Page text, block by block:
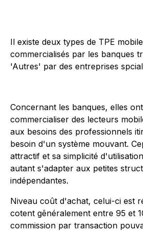
Il existe deux types de TPE
commercialisés par les banques
'Autres' par des entreprises
Concernant les banques, elles
commercialiser des lecteurs
aux besoins des professionnels
besoin d'un système mouvant.
attractif et sa simplicité
autant s'adapter aux petites
indépendantes.
Niveau coût d'achat, celui-ci est
cotent gênéralement entre 95 et
commission par transaction